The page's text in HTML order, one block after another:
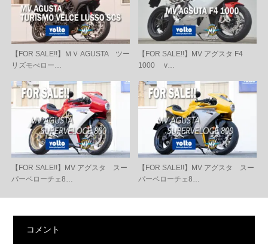
【FOR SALE!!】ＭＶ AGUSTA ツー
リズモべロー…
【FOR SALE!!】MV アグスタ F4
1000 v…
【FOR SALE!!】MV アグスタ スー
パーベローチェ8…
【FOR SALE!!】MV アグスタ スー
パーベローチェ8…
コメント